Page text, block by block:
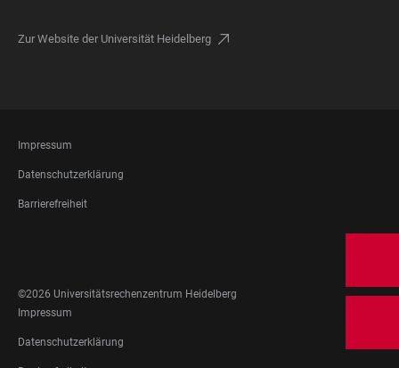
Zur Website der Universität Heidelberg
FOOTER
LEGAL
Impressum
Datenschutzerklärung
Barrierefreiheit
MEDIA
©2026 Universitätsrechenzentrum Heidelberg
FOOTER
LEGAL
Impressum
Datenschutzerklärung